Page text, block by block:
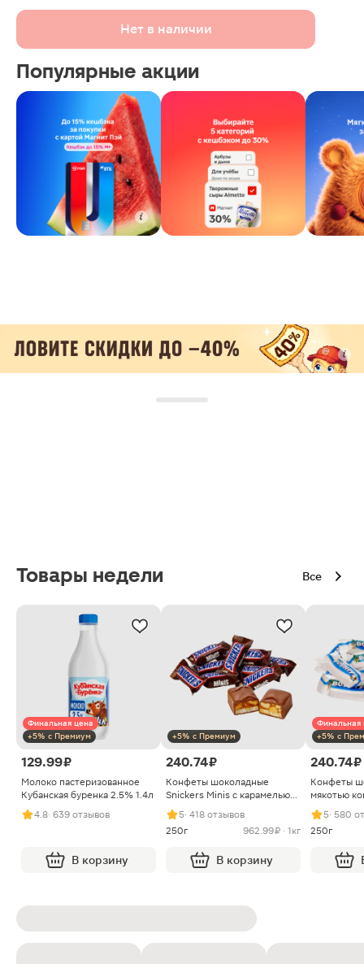
Нет в наличии
Популярные акции
Товары недели Все
Финальная цена
+5% с Премиум
129.99 ₽
Молоко пастеризованное
Кубанская буренка 2.5% 1.4л
4.8· 639 отзывов
В корзину
+5% с Премиум
240.74 ₽
Конфеты шоколадные
Snickers Minis с карамелью
арахисом и нугой
5· 418 отзывов
250г
962.99 ₽ · 1кг
В корзину
Финальная
+5% с
240.74 ₽
Конфеты
мякотью
5· 580
250г